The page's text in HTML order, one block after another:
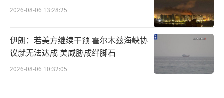
2026-08-06 13:28:25
伊朗：若美方继续干预 霍尔木兹海峡协
议就无法达成 美威胁成绊脚石
2026-08-06 10:32:05